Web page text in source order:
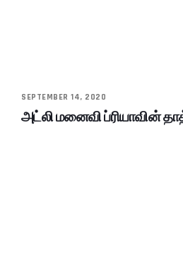
SEPTEMBER 14, 2020
அட்லி மனைவி ப்ரியாவின்